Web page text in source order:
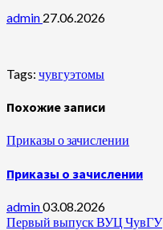
admin 27.06.2026
Tags: чувгуэтомы
Похожие записи
Приказы о зачислении
Приказы о зачислении
admin03.08.2026
Первый выпуск ВУЦ ЧувГУ